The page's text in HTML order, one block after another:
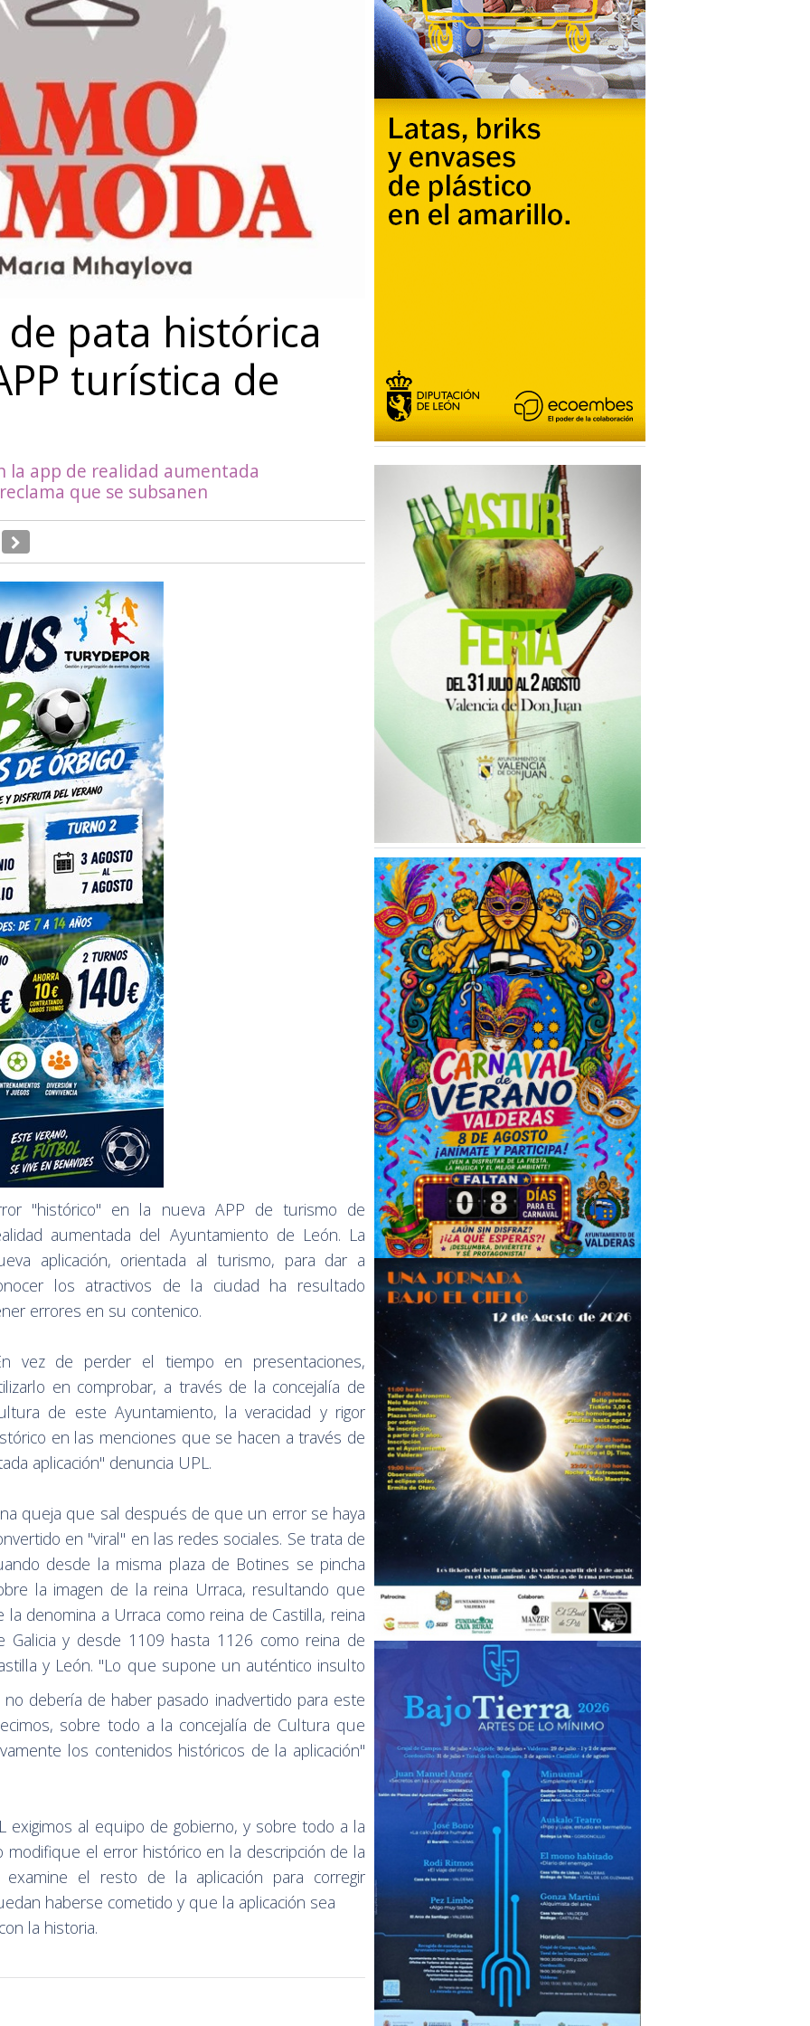
pata histórica
turística de
la app de realidad aumentada
que se subsanen
"histórico" en la nueva APP de turismo de
aumentada del Ayuntamiento de León. La
aplicación, orientada al turismo, para dar a
los atractivos de la ciudad ha resultado
errores en su contenico.
vez de perder el tiempo en presentaciones,
en comprobar, a través de la concejalía de
de este Ayuntamiento, la veracidad y rigor
en las menciones que se hacen a través de
aplicación" denuncia UPL.
queja que sal después de que un error se haya
en "viral" en las redes sociales. Se trata de
desde la misma plaza de Botines se pincha
la imagen de la reina Urraca, resultando que
la denomina a Urraca como reina de Castilla, reina
Galicia y desde 1109 hasta 1126 como reina de
y León. "Lo que supone un auténtico insulto
debería de haber pasado inadvertido para este
sobre todo a la concejalía de Cultura que
los contenidos históricos de la aplicación"
exigimos al equipo de gobierno, y sobre todo a la
el error histórico en la descripción de la
el resto de la aplicación para corregir
haberse cometido y que la aplicación sea
la historia.